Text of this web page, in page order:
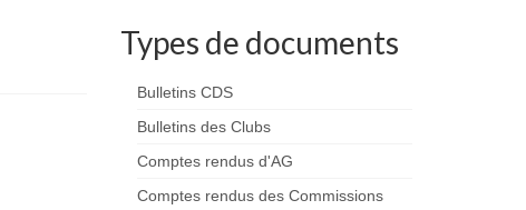
Types de documents
Bulletins CDS
Bulletins des Clubs
Comptes rendus d'AG
Comptes rendus des Commissions